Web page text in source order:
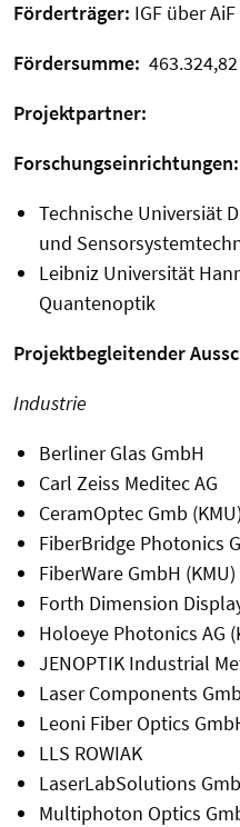
Förderträger: IGF über
Fördersumme:
Projektpartner:
Forschungseinrichtungen:
Technische Universiät
und
Leibniz Universität
Quantenoptik
Projektbegleitender
Industrie
Berliner Glas GmbH
Carl Zeiss Meditec AG
CeramOptec Gmb (KMU)
FiberBridge Photonics
FiberWare GmbH (KMU)
Forth Dimension
Holoeye Photonics AG
JENOPTIK Industrial
Laser Components
Leoni Fiber Optics
LLS ROWIAK
LaserLabSolutions
Multiphoton Optics